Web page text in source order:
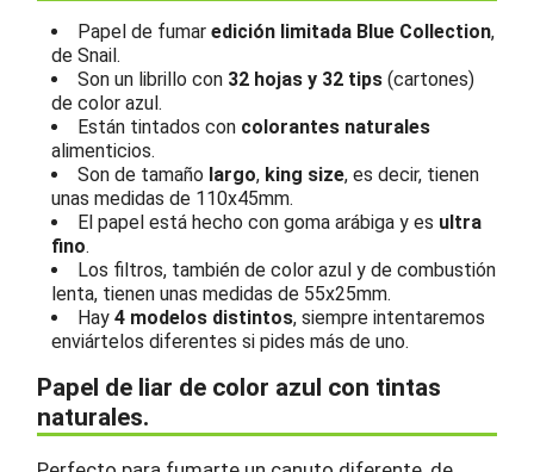
Papel de fumar edición limitada Blue Collection,
de Snail.
Son un librillo con 32 hojas y 32 tips (cartones)
de color azul.
Están tintados con colorantes naturales
alimenticios.
Son de tamaño largo, king size, es decir, tienen
unas medidas de 110x45mm.
El papel está hecho con goma arábiga y es ultra
fino.
Los filtros, también de color azul y de combustión
lenta, tienen unas medidas de 55x25mm.
Hay 4 modelos distintos, siempre intentaremos
enviártelos diferentes si pides más de uno.
Papel de liar de color azul con tintas
naturales.